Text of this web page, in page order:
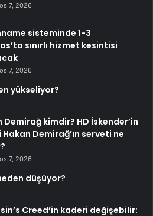
7, 2026
sisteminde 1-3
sınırlı hizmet kesintisi
7, 2026
yükseliyor?
Demirağ kimdir? HD İskender’in
Demirağ’ın serveti ne
7, 2026
düşüyor?
Creed’in kaderi değişebilir: